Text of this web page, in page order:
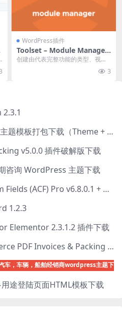
WordPress插件
Toolset – Module Manager
1.8.6
创建由代表完整功能的类型、视图
和表单部分组成的可重用模块 官方
3
Divi v5.1.1 wordpress主题模板打包下载（Theme + Builder+ Extra Theme + Templates + Layouts + PSD）
v5.0.0 插件破解版下载
咨询 WordPress 主题下载
亲测Advanced Custom Fields (ACF) Pro v6.8.0.1 + Advanced Custom Fields: Extended PRO v0.9.2.3 | 网站开发自定义字段插件下载
1.2.3
Elementor 2.3.1.2 插件下载
亲测+稀缺WooCommerce PDF Invoices & Packing Slips Professional v2.20.0 + Templates v2.25.1 [by WpOverNight] WooCommerce PDF 发票和装箱单插件下载
车，车辆，船舶经销商wordpress主题下载
途登陆页面HTML模板下载